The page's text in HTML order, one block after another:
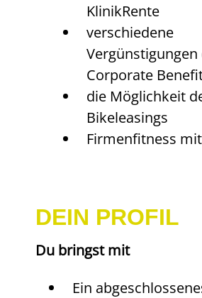
KlinikRente
verschiedene
Corporate
die Möglichkeit
Bikeleasings
Firmenfitness
DEIN PROFIL
Du bringst mit
Ein